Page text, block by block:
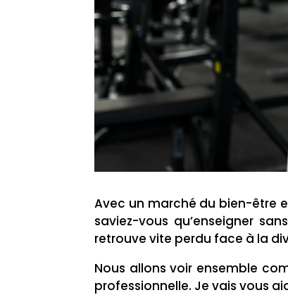
Avec un marché du bien-être
saviez-vous qu’enseigner
retrouve vite perdu face à la
Nous allons voir ensemble
professionnelle. Je vais vous